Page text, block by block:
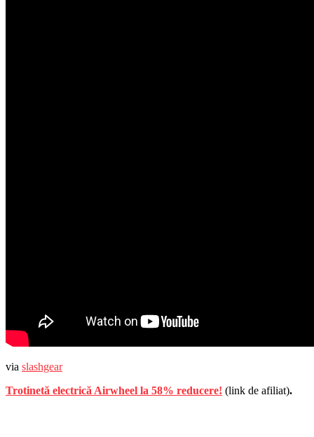
via slashgear
Trotinetă electrică Airwheel la 58% reducere! (link de afiliat).